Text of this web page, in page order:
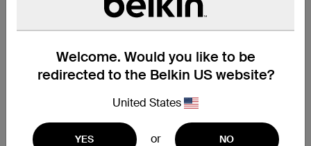
Welcome. Would you like to be
redirected to the Belkin US website?
United States
YES or NO
Ondersteuning